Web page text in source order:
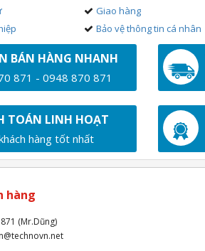
Giao hàng
Bảo vệ thông tin cá nhân
BÁN HÀNG NHANH
871 - 0948 870 871
TOÁN LINH HOẠT
hàng tốt nhất
hàng
(Mr.Dũng)